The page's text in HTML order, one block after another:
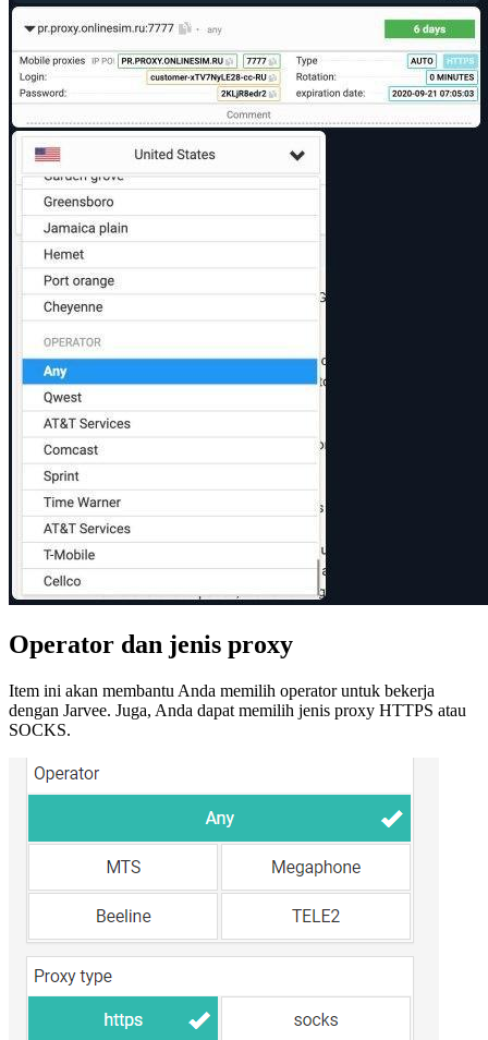
Operator dan jenis proxy
Item ini akan membantu Anda memilih operator untuk bekerja
dengan Jarvee. Juga, Anda dapat memilih jenis proxy HTTPS atau
SOCKS.